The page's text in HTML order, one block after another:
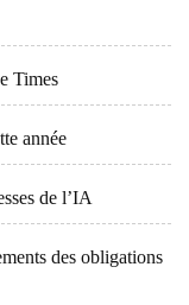
Times
année
de l’IA
des obligations